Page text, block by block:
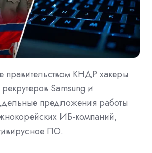
КНДР хакеры
Samsung и
предложения работы
ИБ-компаний,
ПО.